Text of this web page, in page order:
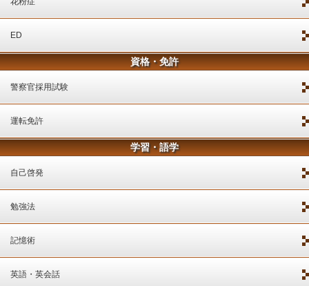
ED
資格・免許
警察官採用試験
運転免許
学習・語学
自己啓発
勉強法
記憶術
英語・英会話